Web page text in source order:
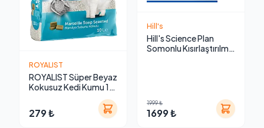
ROYALIST
ROYALIST Süper Beyaz
Kokusuz Kedi Kumu 10
279 ₺
Hill's
Hill's Science Plan
Somonlu Kısırlaştırılmış
1999 ₺
1699 ₺